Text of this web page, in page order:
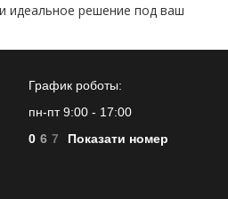
идеальное решение под ваш
График роботы:
пн-пт 9:00 - 17:00
0 6 7 Показати номер